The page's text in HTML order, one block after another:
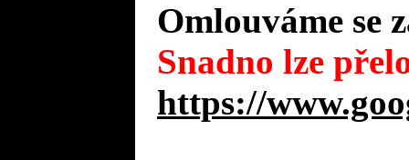
Omlouváme se
Snadno lze
https://